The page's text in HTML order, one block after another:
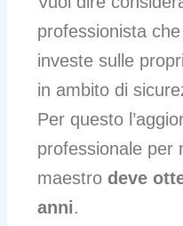
professionista
investe sulle
in ambito di
Per questo
professionale per
maestro deve
anni.